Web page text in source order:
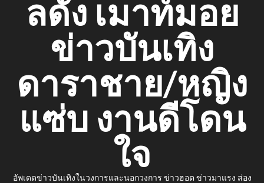
ลดัง เมาท์มอย
ข่าวบันเทิง
ดาราชาย/หญิง
แซ่บ งานดีโดน
ใจ
อัพเดดข่าวบันเทิงในวงการและนอกวงการ ข่าวฮอต ข่าวมาแรง ส่อง